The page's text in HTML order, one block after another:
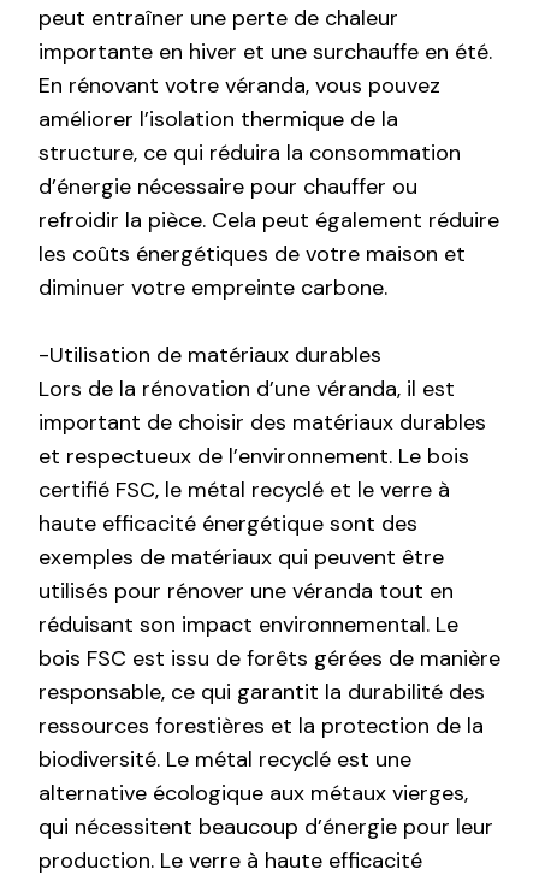
peut entraîner une perte de chaleur
importante en hiver et une surchauffe en été.
En rénovant votre véranda, vous pouvez
améliorer l’isolation thermique de la
structure, ce qui réduira la consommation
d’énergie nécessaire pour chauffer ou
refroidir la pièce. Cela peut également réduire
les coûts énergétiques de votre maison et
diminuer votre empreinte carbone.
-Utilisation de matériaux durables
Lors de la rénovation d’une véranda, il est
important de choisir des matériaux durables
et respectueux de l’environnement. Le bois
certifié FSC, le métal recyclé et le verre à
haute efficacité énergétique sont des
exemples de matériaux qui peuvent être
utilisés pour rénover une véranda tout en
réduisant son impact environnemental. Le
bois FSC est issu de forêts gérées de manière
responsable, ce qui garantit la durabilité des
ressources forestières et la protection de la
biodiversité. Le métal recyclé est une
alternative écologique aux métaux vierges,
qui nécessitent beaucoup d’énergie pour leur
production. Le verre à haute efficacité